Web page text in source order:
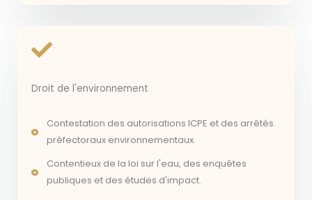
Droit de l'environnement
Contestation des autorisations ICPE et des arrêtés
préfectoraux environnementaux.
Contentieux de la loi sur l'eau, des enquêtes
publiques et des études d'impact.